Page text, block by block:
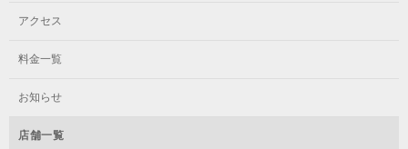
アクセス
料金一覧
お知らせ
店舗一覧